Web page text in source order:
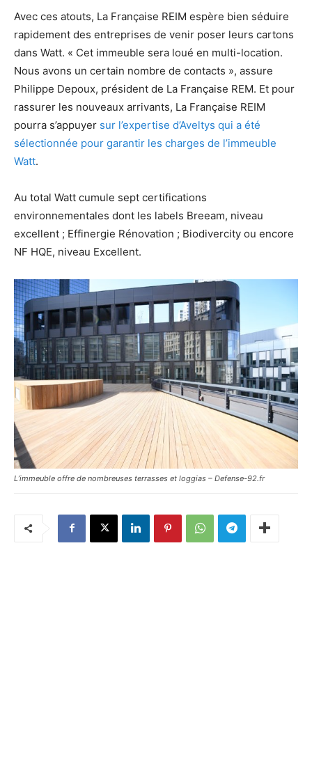
Avec ces atouts, La Française REIM espère bien séduire
rapidement des entreprises de venir poser leurs cartons
dans Watt. « Cet immeuble sera loué en multi-location.
Nous avons un certain nombre de contacts », assure
Philippe Depoux, président de La Française REM. Et pour
rassurer les nouveaux arrivants, La Française REIM
pourra s’appuyer sur l’expertise d’Aveltys qui a été
sélectionnée pour garantir les charges de l’immeuble
Watt.
Au total Watt cumule sept certifications
environnementales dont les labels Breeam, niveau
excellent ; Effinergie Rénovation ; Biodivercity ou encore
NF HQE, niveau Excellent.
L’immeuble offre de nombreuses terrasses et loggias – Defense-92.fr